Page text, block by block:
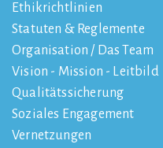
Ethikrichtlinien
Statuten & Reglemente
Organisation / Das Team
Vision - Mission - Leitbild
Qualitätssicherung
Soziales Engagement
Vernetzungen